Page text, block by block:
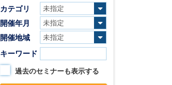
カテゴリ
開催年月
開催地域
キーワード
過去のセミナーも表示する